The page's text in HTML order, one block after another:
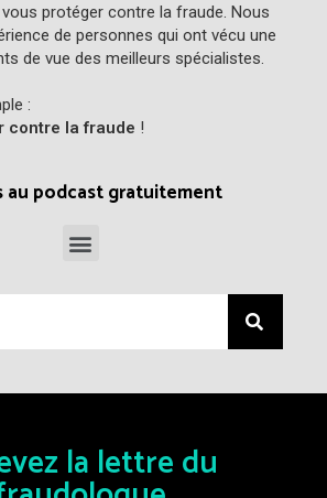
protéger contre la fraude. Nous
de personnes qui ont vécu une
de vue des meilleurs spécialistes.
:
contre la fraude !
au podcast gratuitement
la lettre du